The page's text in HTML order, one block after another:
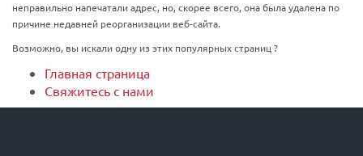
неправильно напечатали адрес, но, скорее всего, она была удалена по
причине недавней реорганизации веб-сайта.
Возможно, вы искали одну из этих популярных страниц ?
Главная страница
Свяжитесь с нами